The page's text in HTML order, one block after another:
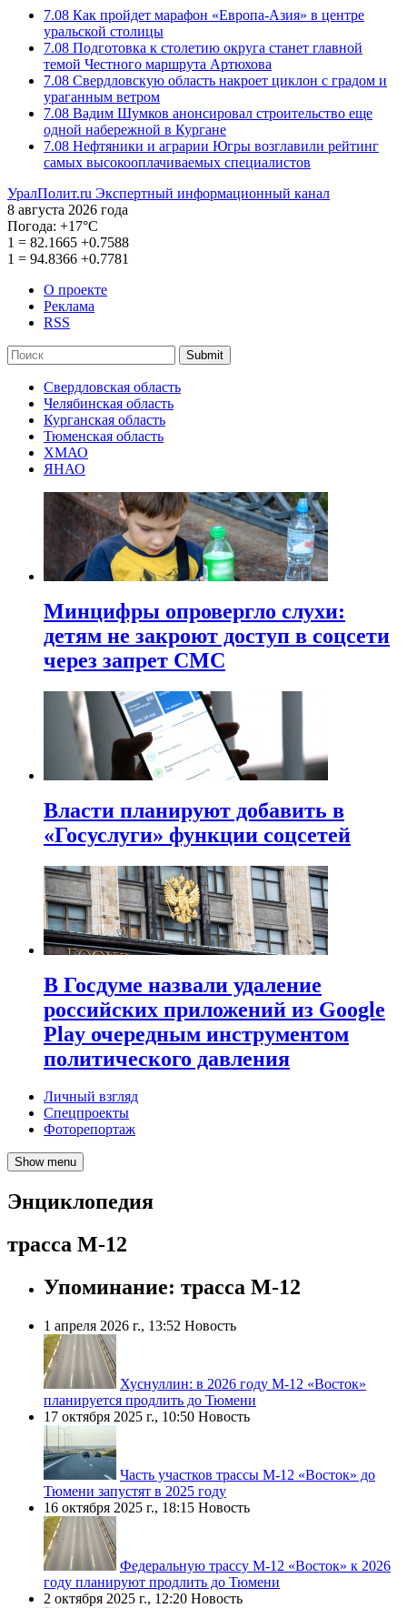
7.08 Как пройдет марафон «Европа-Азия» в центре
уральской столицы
7.08 Подготовка к столетию округа станет главной
темой Честного маршрута Артюхова
7.08 Свердловскую область накроет циклон с градом и
ураганным ветром
7.08 Вадим Шумков анонсировал строительство еще
одной набережной в Кургане
7.08 Нефтяники и аграрии Югры возглавили рейтинг
самых высокооплачиваемых специалистов
УралПолит.ru Экспертный информационный канал
8 августа 2026 года
Погода: +17°С
1 = 82.1665 +0.7588
1 = 94.8366 +0.7781
О проекте
Реклама
RSS
Submit
Свердловская область
Челябинская область
Курганская область
Тюменская область
ХМАО
ЯНАО
Минцифры опровергло слухи:
детям не закроют доступ в соцсети
через запрет СМС
Власти планируют добавить в
«Госуслуги» функции соцсетей
В Госдуме назвали удаление
российских приложений из Google
Play очередным инструментом
политического давления
Личный взгляд
Спецпроекты
Фоторепортаж
Show menu
Энциклопедия
трасса М-12
Упоминание: трасса М-12
1 апреля 2026 г., 13:52 Новость
Хуснуллин: в 2026 году М-12 «Восток»
планируется продлить до Тюмени
17 октября 2025 г., 10:50 Новость
Часть участков трассы М-12 «Восток» до
Тюмени запустят в 2025 году
16 октября 2025 г., 18:15 Новость
Федеральную трассу М-12 «Восток» к 2026
году планируют продлить до Тюмени
2 октября 2025 г., 12:20 Новость